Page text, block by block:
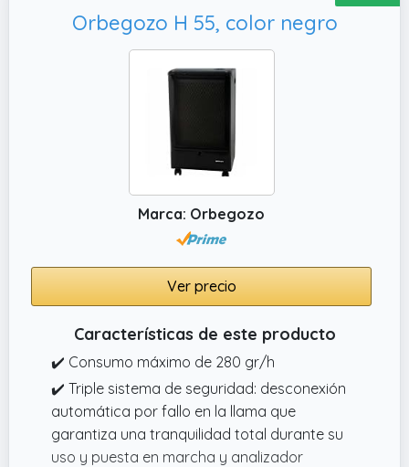
Orbegozo H 55, color negro
Marca: Orbegozo
Ver precio
Características de este producto
✔️ Consumo máximo de 280 gr/h
✔️ Triple sistema de seguridad: desconexión
automática por fallo en la llama que
garantiza una tranquilidad total durante su
uso y puesta en marcha y analizador